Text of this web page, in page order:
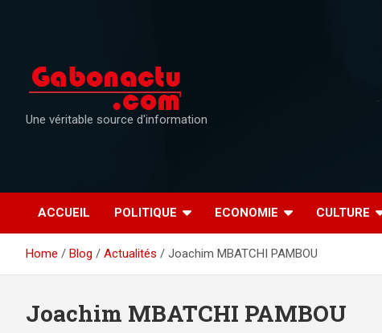
Une véritable source d'information
ACCUEIL POLITIQUE ECONOMIE CULTURE
Home Blog Actualités Joachim MBATCHI PAMBOU
Joachim MBATCHI PAMBOU